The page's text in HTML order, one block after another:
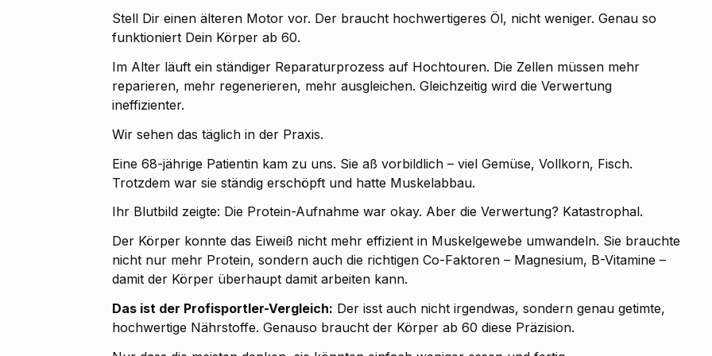
Stell Dir einen älteren Motor vor. Der braucht hochwertigeres Öl, nicht weniger. Genau so
funktioniert Dein Körper ab 60.
Im Alter läuft ein ständiger Reparaturprozess auf Hochtouren. Die Zellen müssen mehr
reparieren, mehr regenerieren, mehr ausgleichen. Gleichzeitig wird die Verwertung
ineffizienter.
Wir sehen das täglich in der Praxis.
Eine 68-jährige Patientin kam zu uns. Sie aß vorbildlich – viel Gemüse, Vollkorn, Fisch.
Trotzdem war sie ständig erschöpft und hatte Muskelabbau.
Ihr Blutbild zeigte: Die Protein-Aufnahme war okay. Aber die Verwertung? Katastrophal.
Der Körper konnte das Eiweiß nicht mehr effizient in Muskelgewebe umwandeln. Sie brauchte
nicht nur mehr Protein, sondern auch die richtigen Co-Faktoren – Magnesium, B-Vitamine –
damit der Körper überhaupt damit arbeiten kann.
Das ist der Profisportler-Vergleich: Der isst auch nicht irgendwas, sondern genau getimte,
hochwertige Nährstoffe. Genauso braucht der Körper ab 60 diese Präzision.